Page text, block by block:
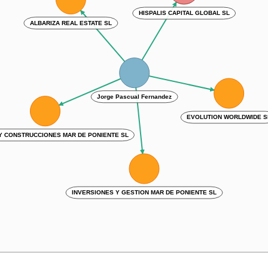
HISPALIS CAPITAL GLOBAL SL
Jorge Pascual Fernandez
ALBARIZA REAL ESTATE SL
INVERSIONES Y GESTION MAR DE PONIENTE SL
CONSTRUCCIONES MAR DE PONIENTE SL
EVOLUTION WORLDWIDE